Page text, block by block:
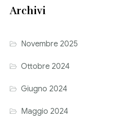
Revisione legale
Archivi
Novembre 2025
Ottobre 2024
Giugno 2024
Maggio 2024